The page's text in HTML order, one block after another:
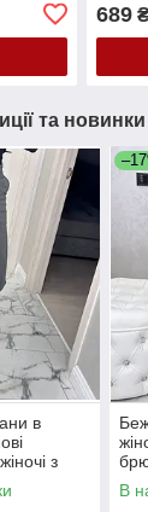
689
та новинки
в
з
В